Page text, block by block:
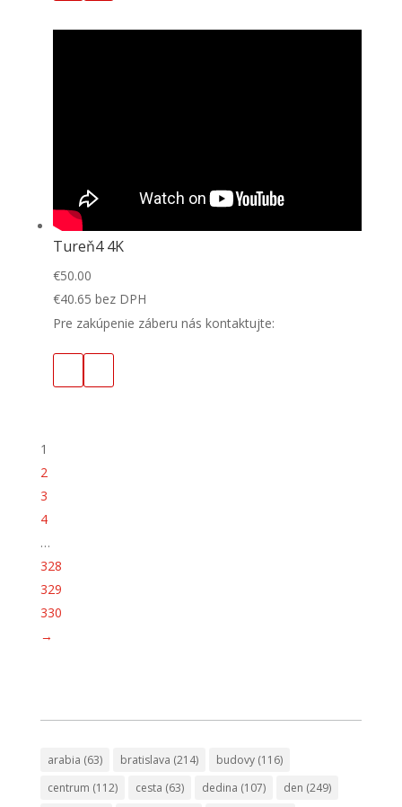
Tureň4 4K
€50.00
€40.65 bez DPH
Pre zakúpenie záberu nás kontaktujte:
1
2
3
4
…
328
329
330
→
arabia (63) bratislava (214) budovy(116)
centrum (112) cesta (63) dedina (107) den (249)